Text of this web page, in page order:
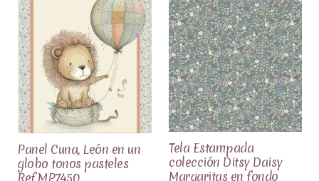
Panel Cuna, León en un
globo tonos pasteles
Tela Estampada
colección Ditsy Daisy
Margaritas en fondo